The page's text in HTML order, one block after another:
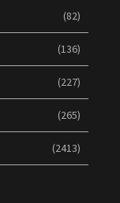
(82)
(136)
(227)
(265)
(2413)